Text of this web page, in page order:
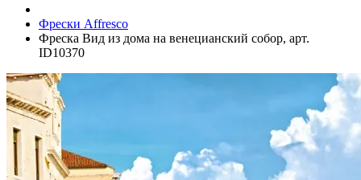
Фрески Affresco
Фреска Вид из дома на венецианский собор, арт.
ID10370